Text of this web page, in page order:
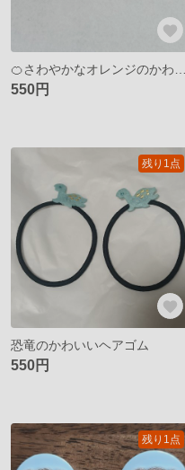
550円
残り1点
恐竜のかわいいヘアゴム
550円
残り1点